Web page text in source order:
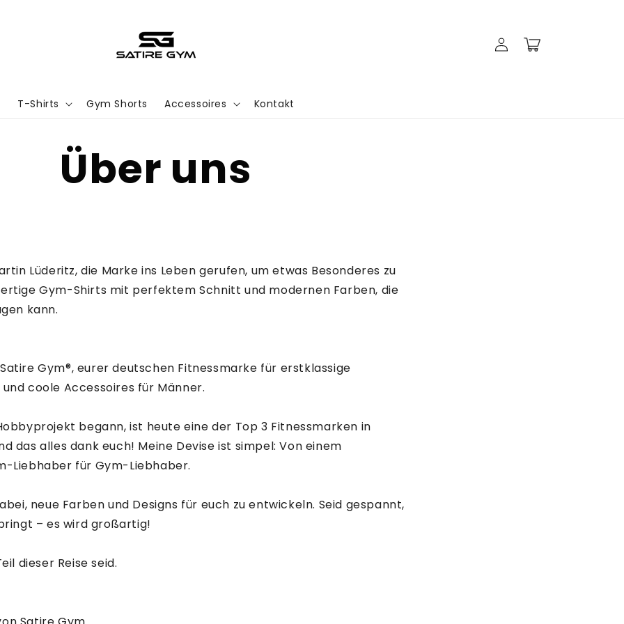
T-Shirts Gym Shorts Accessoires Kontakt
EinloggenWarenkorb
Über uns
Lüderitz, die Marke ins Leben gerufen, um etwas Besonderes zu
Gym-Shirts mit perfektem Schnitt und modernen Farben, die
kann.
Gym®️, eurer deutschen Fitnessmarke für erstklassige
coole Accessoires für Männer.
begann, ist heute eine der Top 3 Fitnessmarken in
das alles dank euch! Meine Devise ist simpel: Von einem
Liebhaber für Gym-Liebhaber.
neue Farben und Designs für euch zu entwickeln. Seid gespannt,
– es wird großartig!
dieser Reise seid.